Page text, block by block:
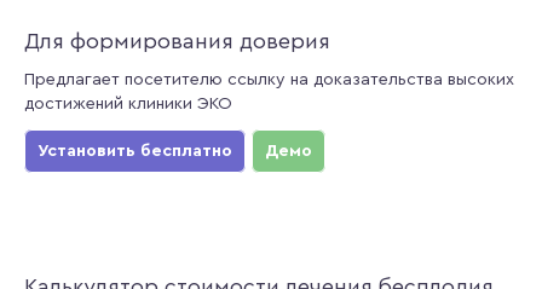
Для формирования доверия
Предлагает посетителю ссылку на доказательства высоких
достижений клиники ЭКО
Установить бесплатно Демо